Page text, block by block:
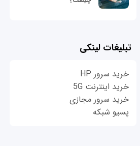
تبلیغات لینکی
خرید سرور HP
خرید اینترنت 5G
خرید سرور مجازی
پسیو شبکه